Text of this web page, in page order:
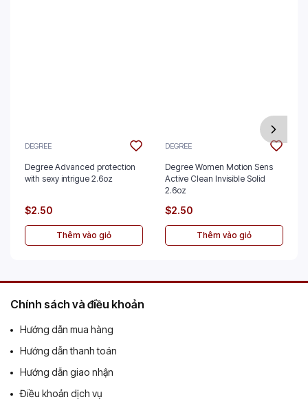
DEGREE
Degree Advanced protection
with sexy intrigue 2.6oz
$2.50
Thêm vào giỏ
DEGREE
Degree Women Motion Sens
Active Clean Invisible Solid
2.6oz
$2.50
Thêm vào giỏ
Chính sách và điều khoản
Hướng dẫn mua hàng
Hướng dẫn thanh toán
Hướng dẫn giao nhận
Điều khoản dịch vụ